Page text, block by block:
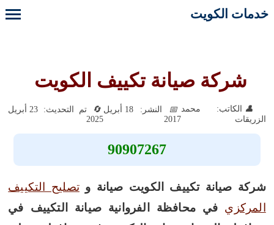
خدمات الكويت
شركة صيانة تكييف الكويت
الكاتب: محمد
الزريقات
النشر: 18 أبريل
2017
تم التحديث: 23 أبريل
2025
90907267
شركة صيانة تكييف الكويت صيانة وتصليح التكييف
المركزي في محافظة الفروانية صيانة التكييف في